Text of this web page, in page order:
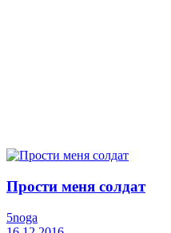
Прости меня солдат
5noga